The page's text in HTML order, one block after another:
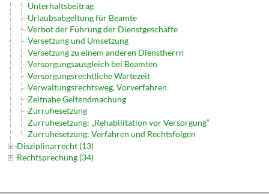
Unterhaltsbeitrag
Urlaubsabgeltung für Beamte
Verbot der Führung der Dienstgeschäfte
Versetzung und Umsetzung
Versetzung zu einem anderen Dienstherrn
Versorgungsausgleich bei Beamten
Versorgungsrechtliche Wartezeit
Verwaltungsrechtsweg, Vorverfahren
Zeitnahe Geltendmachung
Zurruhesetzung
Zurruhesetzung: „Rehabilitation vor Versorgung“
Zurruhesetzung: Verfahren und Rechtsfolgen
Disziplinarrecht (13)
Rechtsprechung (34)